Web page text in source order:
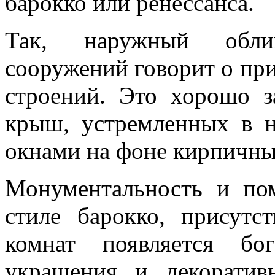
Так, наружный
сооружений говорит о
строений. Это хорошо
крыш, устремленных в
окнами на фоне
Монументальность и
стиле барокко,
комнат появляется